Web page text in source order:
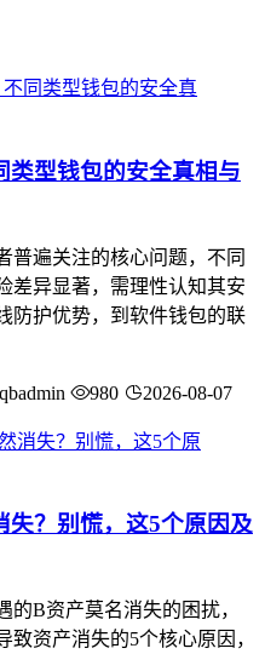
类型钱包的安全真相与
普遍关注的核心问题，不同
差异显著，需理性认知其安
防护优势，到软件钱包的联
qbadmin 980 2026-08-07
失？别慌，这5个原因及
的B资产莫名消失的困扰，
资产消失的5个核心原因，